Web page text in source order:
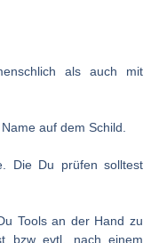
als auch mit
auf dem Schild.
Die Du prüfen solltest
Tools an der Hand zu
bzw evtl. nach einem